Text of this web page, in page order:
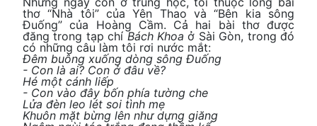
thơ “Nhà tôi” của Yên Thao và “Bên kia sông
Đuống” của Hoàng Cầm. Cả hai bài thơ được
đăng trong tạp chíBách Khoa ở Sài Gòn, trong đó
có những câu làm tôi rơi nước mắt:
Đêm buông xuống dòng sông Đuống
- Con là ai? Con ở đâu về?
Hé một cánh liếp
- Con vào đây bốn phía tường che
Lửa đèn leo lét soi tình mẹ
Khuôn mặt bừng lên như dựng giăng